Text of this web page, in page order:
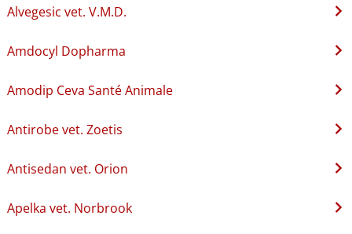
Alvegesic vet. V.M.D.
Amdocyl Dopharma
Amodip Ceva Santé Animale
Antirobe vet. Zoetis
Antisedan vet. Orion
Apelka vet. Norbrook